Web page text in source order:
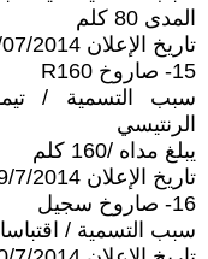
المدى 80 كلم
تاريخ الإعلان 08/07/2014
15- صاروخ R160
سبب التسمية /
الرنتيسي
يبلغ مداه /160 كلم
تاريخ الإعلان 09/7/2014
16- صاروخ سجيل
سبب التسمية /